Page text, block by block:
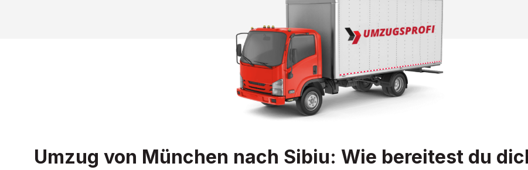
Umzug von München nach Sibiu: Wie bereitest du